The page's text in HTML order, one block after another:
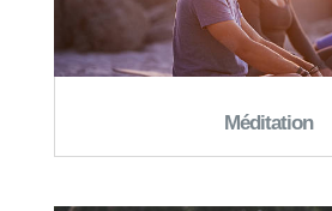
Méditation